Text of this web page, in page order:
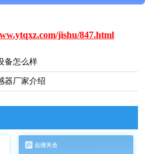
jishu/847.html
备怎么样
器厂家介绍